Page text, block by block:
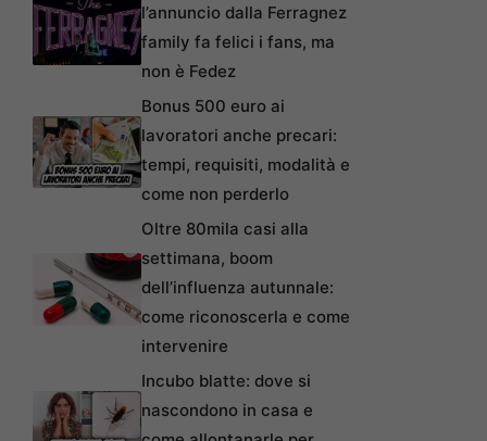
l’annuncio dalla Ferragnez
family fa felici i fans, ma
non è Fedez
Bonus 500 euro ai
lavoratori anche precari:
tempi, requisiti, modalità e
come non perderlo
Oltre 80mila casi alla
settimana, boom
dell’influenza autunnale:
come riconoscerla e come
intervenire
Incubo blatte: dove si
nascondono in casa e